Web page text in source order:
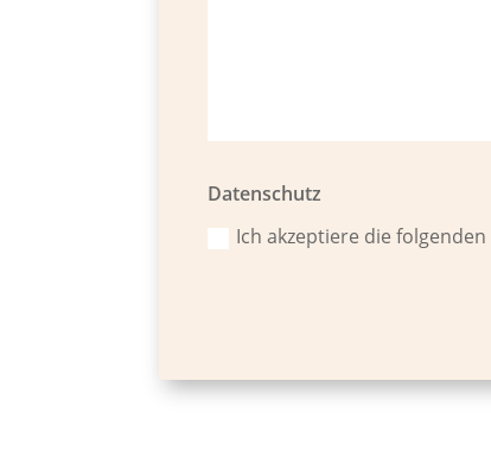
Datenschutz
Ich akzeptiere die folgenden